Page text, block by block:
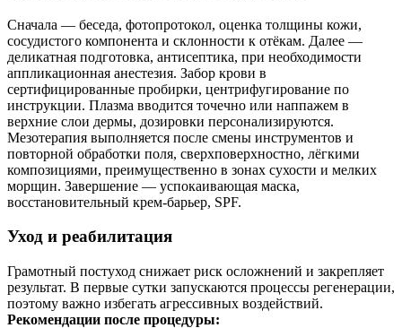
Сначала — беседа, фотопротокол, оценка толщины кожи,
сосудистого компонента и склонности к отёкам. Далее —
деликатная подготовка, антисептика, при необходимости
аппликационная анестезия. Забор крови в
сертифицированные пробирки, центрифугирование по
инструкции. Плазма вводится точечно или наппажем в
верхние слои дермы, дозировки персонализируются.
Мезотерапия выполняется после смены инструментов и
повторной обработки поля, сверхповерхностно, лёгкими
композициями, преимущественно в зонах сухости и мелких
морщин. Завершение — успокаивающая маска,
восстановительный крем‑барьер, SPF.
Уход и реабилитация
Грамотный постуход снижает риск осложнений и закрепляет
результат. В первые сутки запускаются процессы регенерации,
поэтому важно избегать агрессивных воздействий.
Рекомендации после процедуры: